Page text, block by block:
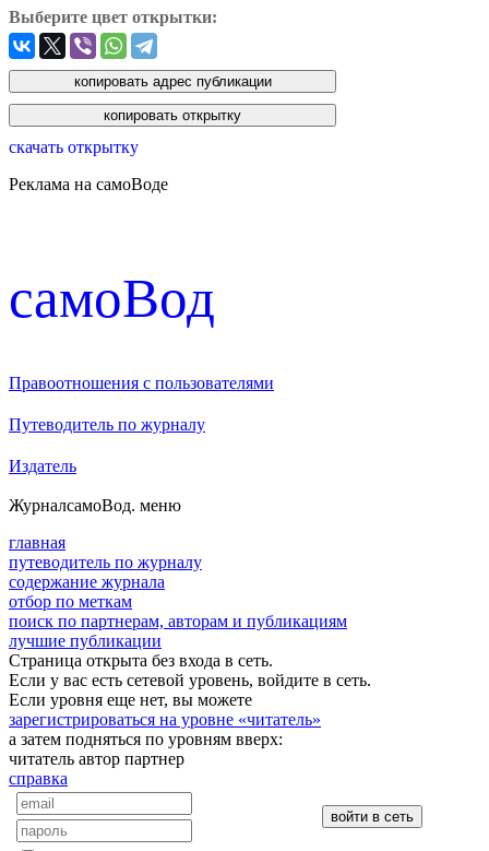
Выберите цвет открытки:
скачать открытку
Реклама на самоВоде
cамоВод
Правоотношения с пользователями
Путеводитель по журналу
Издатель
ЖурналсамоВод. меню
главная
путеводитель по журналу
содержание журнала
отбор по меткам
поиск по партнерам, авторам и публикациям
лучшие публикации
Страница открыта без входа в сеть.
Если у вас есть сетевой уровень, войдите в сеть.
Если уровня еще нет, вы можете
зарегистрироваться на уровне «читатель»
а затем подняться по уровням вверх:
читатель автор партнер
справка